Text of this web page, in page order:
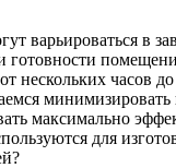
варьироваться в
готовности
нескольких часов
минимизировать
максимально
для